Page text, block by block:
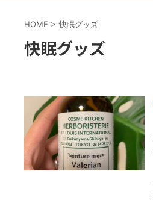
HOME > 快眠グッズ
快眠グッズ